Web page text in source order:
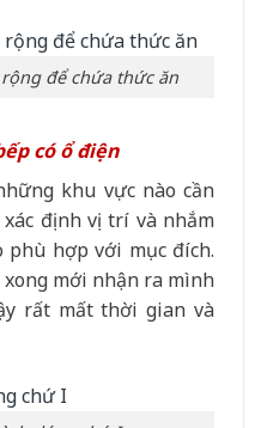
để chứa thức ăn
có ổ điện
khu vực nào cần
định vị trí và nhắm
phù hợp với mục đích.
mới nhận ra mình
rất mất thời gian và